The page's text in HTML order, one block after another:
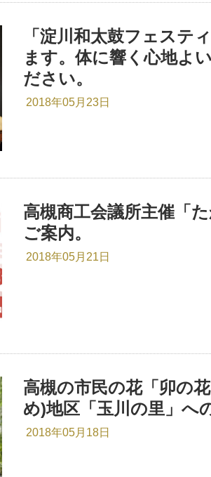
「淀川和太鼓フェステ
ます。体に響く心地よ
ださい。
2018年05月23日
高槻商工会議所主催「
ご案内。
2018年05月21日
高槻の市民の花「卯の
め)地区「玉川の里」へ
2018年05月18日